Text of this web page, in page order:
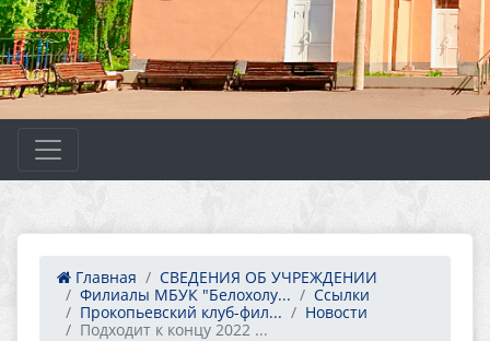
Главная
СВЕДЕНИЯ ОБ УЧРЕЖДЕНИИ
Филиалы МБУК "Белохолу...
Ссылки
Прокопьевский клуб-фил...
Новости
Подходит к концу 2022 ...